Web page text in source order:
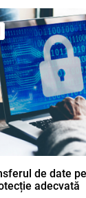
de date
adecvată